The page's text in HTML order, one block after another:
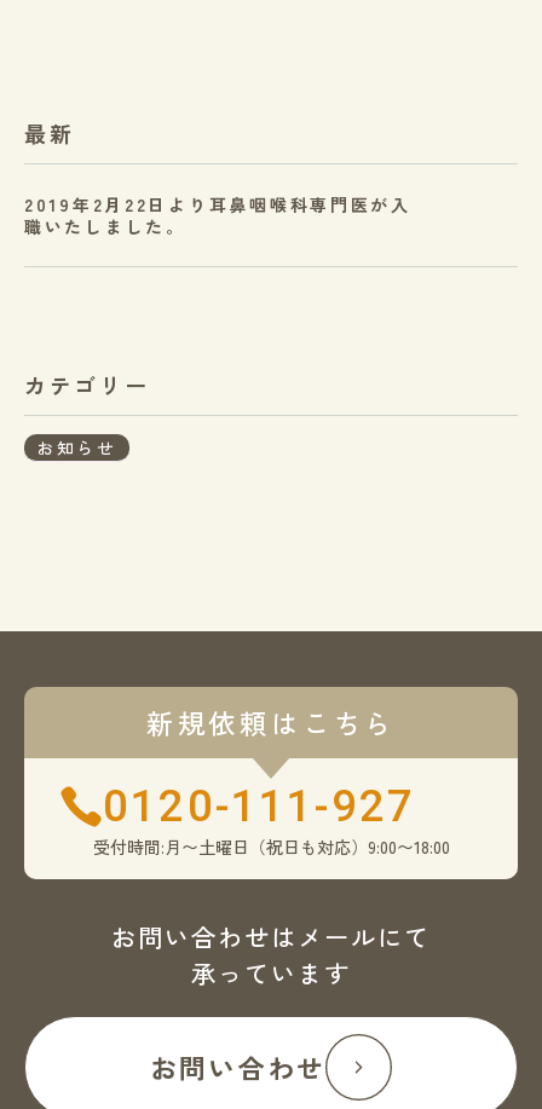
最新
2019年2月22日より耳鼻咽喉科専門医が入
職いたしました。
カテゴリー
お知らせ
新規依頼はこちら
0120-111-927
受付時間:月〜土曜日（祝日も対応）9:00〜18:00
お問い合わせはメールにて
承っています
お問い合わせ